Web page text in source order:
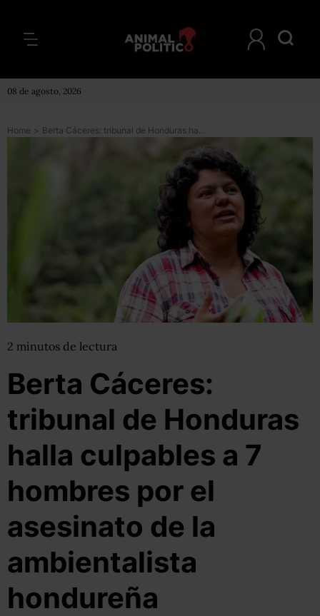
08 de agosto, 2026
Home > Berta Cáceres: tribunal de Honduras halla culpables a 7 hombres por el asesinato de la ambientalista hondureña
2 minutos de lectura
Berta Cáceres:
tribunal de Honduras
halla culpables a 7
hombres por el
asesinato de la
ambientalista
hondureña